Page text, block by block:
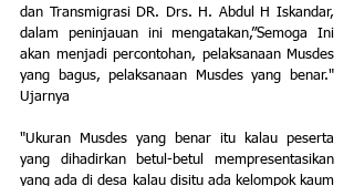
dan Transmigrasi DR. Drs. H. Abdul H Iskandar,
dalam peninjauan ini mengatakan,”Semoga Ini
akan menjadi percontohan, pelaksanaan Musdes
yang bagus, pelaksanaan Musdes yang benar."
Ujarnya
"Ukuran Musdes yang benar itu kalau peserta
yang dihadirkan betul-betul mempresentasikan
yang ada di desa kalau disitu ada kelompok kaum